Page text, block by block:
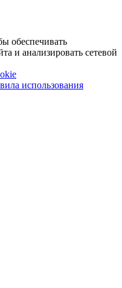
обеспечивать
и анализировать сетевой
использования